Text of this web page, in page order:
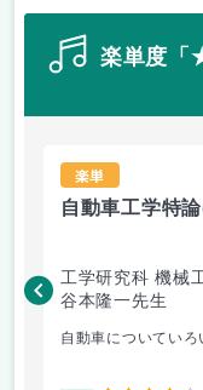
楽単度「
楽単
自動車工学特論
工学研究科 機械
谷本隆一先生
自動車についてい